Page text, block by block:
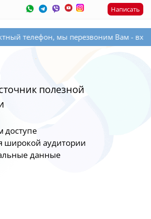
Написать
мы перезвоним Вам - входящий звонок
полезной
доступе
широкой аудитории
данные